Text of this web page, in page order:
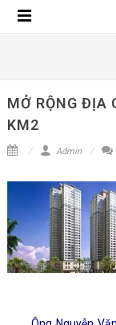
MỞ RỘNG ĐỊA
KM2
Admin